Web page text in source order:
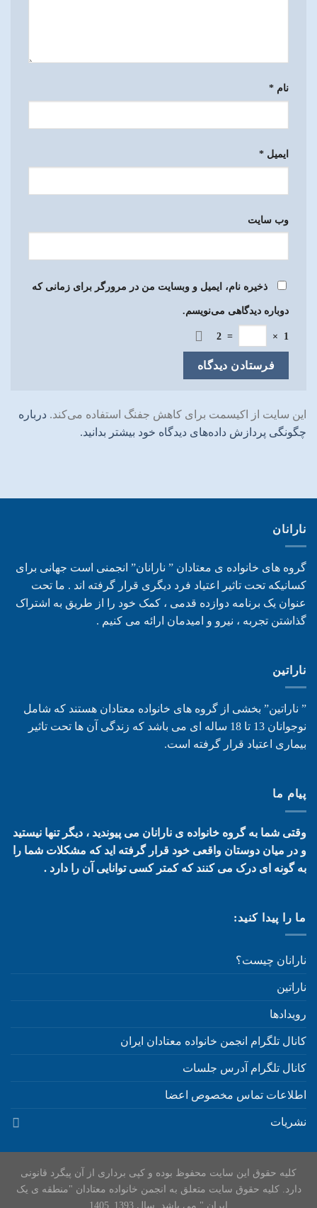
نام *
ایمیل *
وب‌ سایت
ذخیره نام، ایمیل و وبسایت من در مرورگر برای زمانی که
دوباره دیدگاهی می‌نویسم.
1
×
=
2
این سایت از اکیسمت برای کاهش جفنگ استفاده می‌کند. درباره
چگونگی پردازش داده‌های دیدگاه خود بیشتر بدانید.
نارانان
گروه های خانواده ی معتادان ” نارانان” انجمنی است جهانی برای
کسانیکه تحت تاثیر اعتیاد فرد دیگری قرار گرفته اند . ما تحت
عنوان یک برنامه دوازده قدمی ، کمک خود را از طریق به اشتراک
گذاشتن تجربه ، نیرو و امیدمان ارائه می کنیم .
ناراتین
” ناراتین” بخشی از گروه های خانواده معتادان هستند که شامل
نوجوانان 13 تا 18 ساله ای می باشد که زندگی آن ها تحت تاثیر
بیماری اعتیاد قرار گرفته است.
پیام ما
وقتی شما به گروه خانواده ی نارانان می پیوندید ، دیگر تنها نیستید
و در میان دوستان واقعی خود قرار گرفته اید که مشکلات شما را
به گونه ای درک می کنند که کمتر کسی توانایی آن را دارد .
ما را پیدا کنید:
نارانان چیست؟
ناراتین
رویدادها
کانال تلگرام انجمن خانواده معتادان ایران
کانال تلگرام آدرس جلسات
اطلاعات تماس مخصوص اعضا
نشریات
کلیه حقوق این سایت محفوظ بوده و کپی برداری از آن پیگرد قانونی
دارد. کلیه حقوق سایت متعلق به انجمن خانواده معتادان "منطقه ی یک
ایران " می باشد. سال 1393_1405